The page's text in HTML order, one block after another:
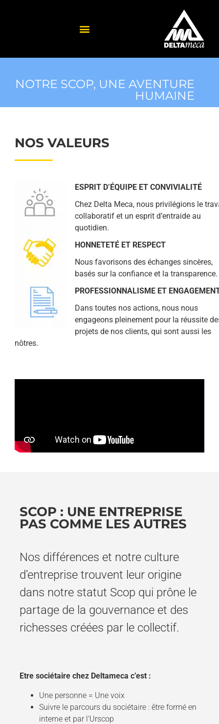
NOTRE SCOP, UNE AVENTURE
HUMAINE
NOS VALEURS
ESPRIT D’ÉQUIPE ET CONVIVIALITÉ
Chez Delta Meca, nous privilégions le
collaboratif et un esprit d’entraide au
quotidien.
HONNETETÉ ET RESPECT
Nous favorisons des échanges sincères,
basés sur la confiance et la transparence.
PROFESSIONNALISME ET
Dans toutes nos actions, nous nous
engageons pleinement pour la réussite
projets de nos clients, qui sont aussi les
nôtres.
SCOP : UNE ENTREPRISE
PAS COMME LES AUTRES
Nos différences et notre culture
d’entreprise trouvent leur origine
dans notre statut Scop qui prône le
partage de la gouvernance et des
richesses créées par le collectif.
Etre sociétaire chez Deltameca c’est :
Une personne = Une voix
Suivre le parcours du sociétaire : être formé en
interne et par l’Urscop